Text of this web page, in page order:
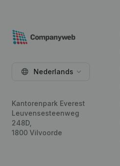
Nederlands
Kantorenpark Everest
Leuvensesteenweg
248D,
1800 Vilvoorde